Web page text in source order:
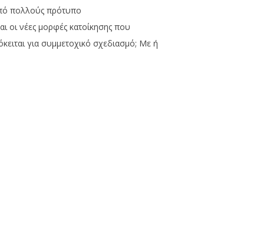
πολλούς πρότυπο
οι νέες μορφές κατοίκησης που
για συμμετοχικό σχεδιασμό; Με ή